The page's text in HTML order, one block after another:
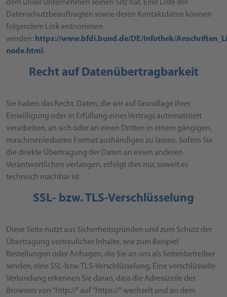
dem unser Unternehmen seinen Sitz hat. Eine Liste der
Datenschutzbeauftragten sowie deren Kontaktdaten können
folgendem Link entnommen
werden: https://www.bfdi.bund.de/DE/Infothek/
node.html.
Recht auf Datenübertragbarkeit
Sie haben das Recht, Daten, die wir auf Grundlage Ihrer
Einwilligung oder in Erfüllung eines Vertrags automatisiert
verarbeiten, an sich oder an einen Dritten in einem gängigen,
maschinenlesbaren Format aushändigen zu lassen. Sofern Sie
die direkte Übertragung der Daten an einen anderen
Verantwortlichen verlangen, erfolgt dies nur, soweit es
technisch machbar ist.
SSL- bzw. TLS-Verschlüsselung
Diese Seite nutzt aus Sicherheitsgründen und zum Schutz der
Übertragung vertraulicher Inhalte, wie zum Beispiel
Bestellungen oder Anfragen, die Sie an uns als Seitenbetreiber
senden, eine SSL-bzw. TLS-Verschlüsselung. Eine verschlüsselte
Verbindung erkennen Sie daran, dass die Adresszeile des
Browsers von “http://” auf “https://” wechselt und an dem